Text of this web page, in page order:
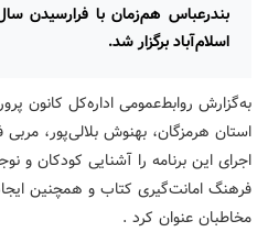
بندرعباس هم‌زمان با فرارسیدن
اسلام‌آباد برگزار شد.
به‌گزارش روابط‌عمومی اداره‌کل کانون
استان هرمزگان، بهنوش بلالی‌پور،
اجرای این برنامه را آشنایی کودکان و
فرهنگ امانت‌گیری کتاب و همچنین
مخاطبان عنوان کرد .